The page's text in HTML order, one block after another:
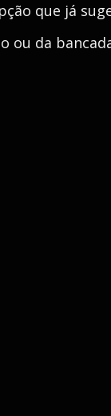
que já
ou da